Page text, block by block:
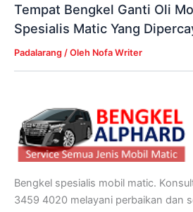
Tempat Bengkel Ganti Oli
Spesialis Matic Yang
Padalarang / Oleh Nofa Writer
Bengkel spesialis mobil matic.
3459 4020 melayani perbaikan dan